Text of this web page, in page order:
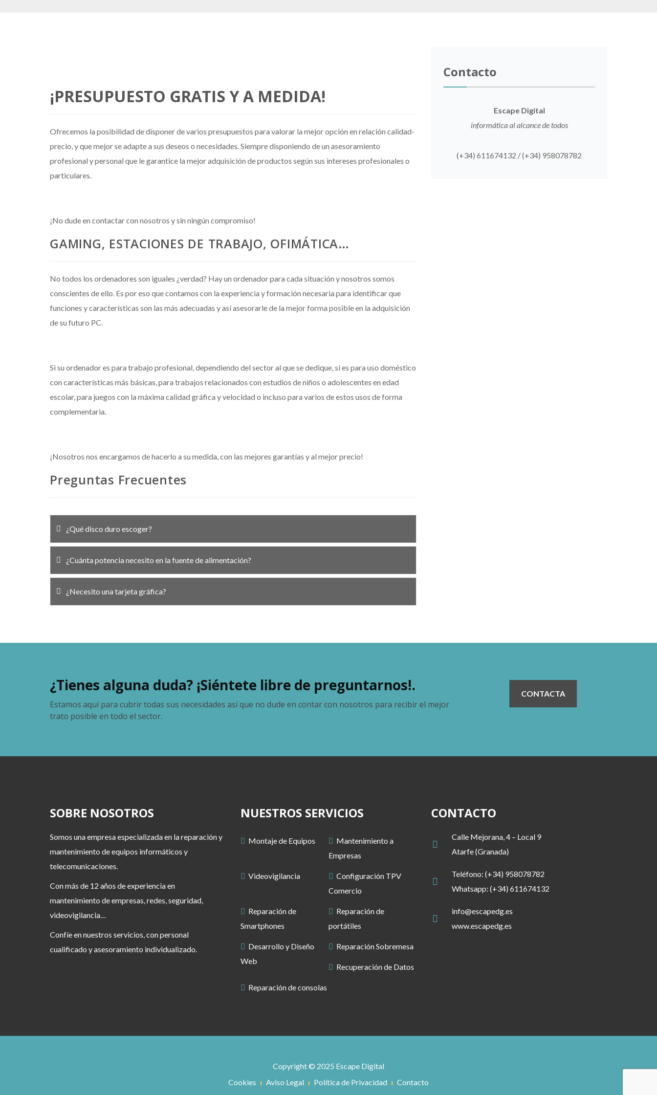
¡PRESUPUESTO GRATIS Y A MEDIDA!
Ofrecemos la posibilidad de disponer de varios presupuestos para valorar la mejor opción en relación calidad-
precio, y que mejor se adapte a sus deseos o necesidades. Siempre disponiendo de un asesoramiento
profesional y personal que le garantice la mejor adquisición de productos según sus intereses profesionales o
particulares.
¡No dude en contactar con nosotros y sin ningún compromiso!
GAMING, ESTACIONES DE TRABAJO, OFIMÁTICA…
No todos los ordenadores son iguales ¿verdad? Hay un ordenador para cada situación y nosotros somos
conscientes de ello. Es por eso que contamos con la experiencia y formación necesaria para identificar que
funciones y características son las más adecuadas y así asesorarle de la mejor forma posible en la adquisición
de su futuro PC.
Si su ordenador es para trabajo profesional, dependiendo del sector al que se dedique, si es para uso doméstico
con características más básicas, para trabajos relacionados con estudios de niños o adolescentes en edad
escolar, para juegos con la máxima calidad gráfica y velocidad o incluso para varios de estos usos de forma
complementaria.
¡Nosotros nos encargamos de hacerlo a su medida, con las mejores garantías y al mejor precio!
Preguntas Frecuentes
¿Qué disco duro escoger?
¿Cuánta potencia necesito en la fuente de alimentación?
¿Necesito una tarjeta gráfica?
Contacto
Escape Digital
informática al alcance de todos
(+34) 611674132 / (+34) 958078782
¿Tienes alguna duda? ¡Siéntete libre de preguntarnos!.
Estamos aquí para cubrir todas sus necesidades así que no dude en contar con nosotros para recibir el mejor
trato posible en todo el sector.
CONTACTA
SOBRE NOSOTROS
Somos una empresa especializada en la reparación y
mantenimiento de equipos informáticos y
telecomunicaciones.
Con más de 12 años de experiencia en
mantenimiento de empresas, redes, seguridad,
videovigilancia…
Confíe en nuestros servicios, con personal
cualificado y asesoramiento individualizado.
NUESTROS SERVICIOS
Montaje de Equipos
Mantenimiento a
Empresas
Videovigilancia
Configuración TPV
Comercio
Reparación de
Smartphones
Reparación de
portátiles
Desarrollo y Diseño
Web
Reparación Sobremesa
Recuperación de Datos
Reparación de consolas
CONTACTO
Calle Mejorana, 4 – Local 9
Atarfe (Granada)
Teléfono: (+34) 958078782
Whatsapp: (+34) 611674132
info@escapedg.es
www.escapedg.es
Copyright © 2025 Escape Digital
Cookies
Aviso Legal Política de Privacidad Contacto